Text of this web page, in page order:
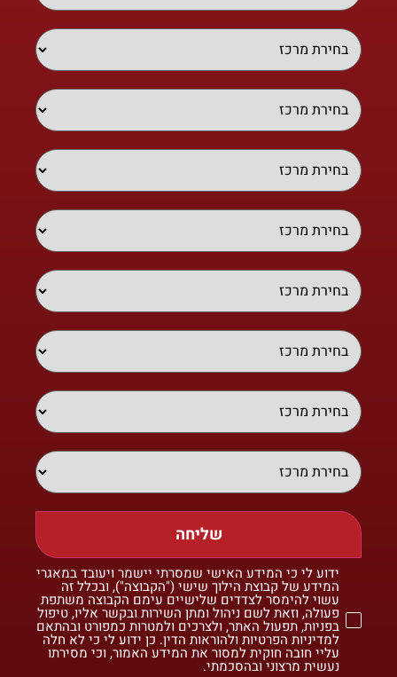
שליחה
ידוע לי כי המידע האישי שמסרתי יישמר ויעובד במאגרי
המידע של קבוצת הילוך שישי ("הקבוצה"), ובכלל זה
עשוי להימסר לצדדים שלישיים עימם הקבוצה משתפת
פעולה, וזאת לשם ניהול ומתן השירות ובקשר אליו, טיפול
בפניות, תפעול האתר, ולצרכים ולמטרות כמפורט ובהתאם
למדיניות הפרטיות ולהוראות הדין. כן ידוע לי כי לא חלה
עליי חובה חוקית למסור את המידע האמור, וכי מסירתו
נעשית מרצוני ובהסכמתי.